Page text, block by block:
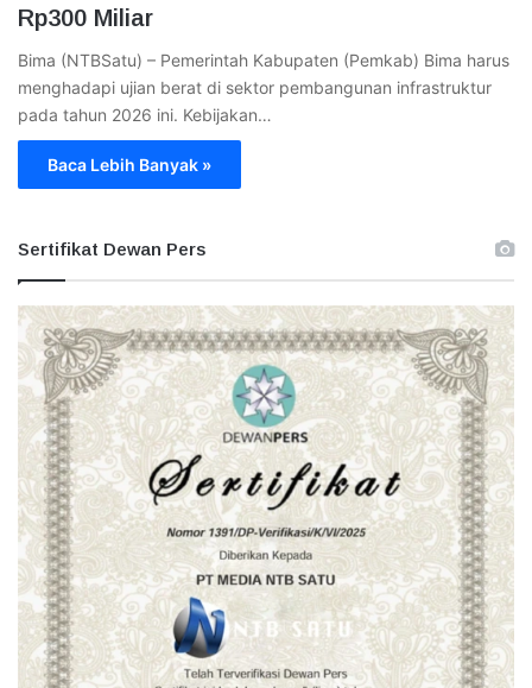
Rp300 Miliar
Bima (NTBSatu) – Pemerintah Kabupaten (Pemkab) Bima harus
menghadapi ujian berat di sektor pembangunan infrastruktur
pada tahun 2026 ini. Kebijakan…
Baca Lebih Banyak »
Sertifikat Dewan Pers